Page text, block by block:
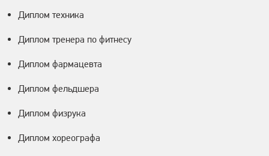
Диплом техника
Диплом тренера по фитнесу
Диплом фармацевта
Диплом фельдшера
Диплом физрука
Диплом хореографа